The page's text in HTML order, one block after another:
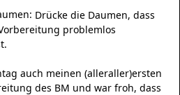
Drücke die Daumen, dass
problemlos
auch meinen (alleraller)ersten
des BM und war froh, dass